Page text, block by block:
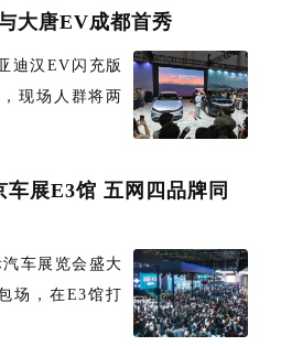
大唐EV成都首秀
迪汉EV闪充版
现场人群将两
车展E3馆 五网四品牌同
车展览会盛大
场，在E3馆打